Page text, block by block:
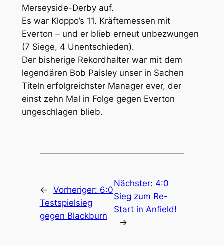
Merseyside-Derby auf.
Es war Kloppo’s 11. Kräftemessen mit
Everton – und er blieb erneut unbezwungen
(7 Siege, 4 Unentschieden).
Der bisherige Rekordhalter war mit dem
legendären Bob Paisley unser in Sachen
Titeln erfolgreichster Manager ever, der
einst zehn Mal in Folge gegen Everton
ungeschlagen blieb.
← Vorheriger: 6:0
Testspielsieg
gegen Blackburn
Nächster: 4:0
Sieg zum Re-
Start in Anfield!
→